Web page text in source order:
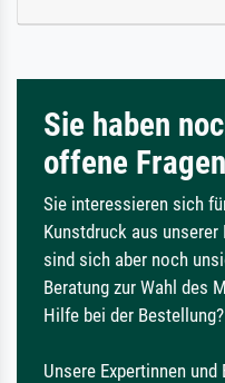
Sie haben
offene
Sie interessieren sich
Kunstdruck aus unserer
sind sich aber noch
Beratung zur Wahl des
Hilfe bei der Bestellung?
Unsere Expertinnen